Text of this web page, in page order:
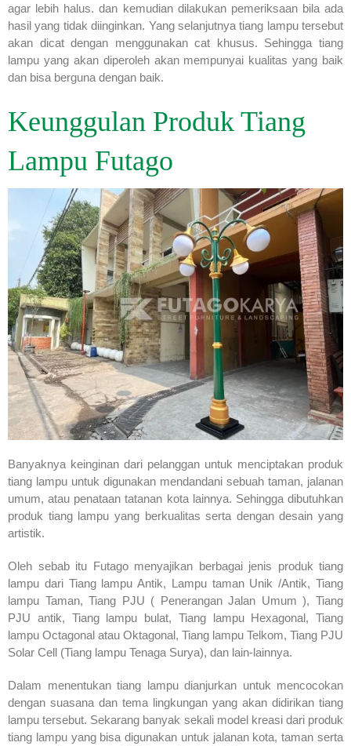
agar lebih halus. dan kemudian dilakukan pemeriksaan bila ada
hasil yang tidak diinginkan. Yang selanjutnya tiang lampu tersebut
akan dicat dengan menggunakan cat khusus. Sehingga tiang
lampu yang akan diperoleh akan mempunyai kualitas yang baik
dan bisa berguna dengan baik.
Keunggulan Produk Tiang
Lampu Futago
Banyaknya keinginan dari pelanggan untuk menciptakan produk
tiang lampu untuk digunakan mendandani sebuah taman, jalanan
umum, atau penataan tatanan kota lainnya. Sehingga dibutuhkan
produk tiang lampu yang berkualitas serta dengan desain yang
artistik.
Oleh sebab itu Futago menyajikan berbagai jenis produk tiang
lampu dari Tiang lampu Antik, Lampu taman Unik /Antik, Tiang
lampu Taman, Tiang PJU ( Penerangan Jalan Umum ), Tiang
PJU antik, Tiang lampu bulat, Tiang lampu Hexagonal, Tiang
lampu Octagonal atau Oktagonal, Tiang lampu Telkom, Tiang PJU
Solar Cell (Tiang lampu Tenaga Surya), dan lain-lainnya.
Dalam menentukan tiang lampu dianjurkan untuk mencocokan
dengan suasana dan tema lingkungan yang akan didirikan tiang
lampu tersebut. Sekarang banyak sekali model kreasi dari produk
tiang lampu yang bisa digunakan untuk jalanan kota, taman serta